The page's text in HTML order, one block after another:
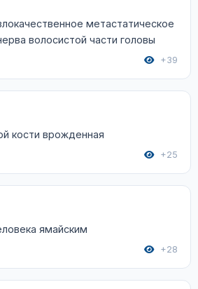
метастатическое
волосистой части головы
+39
кости врожденная
+25
ямайским
+28